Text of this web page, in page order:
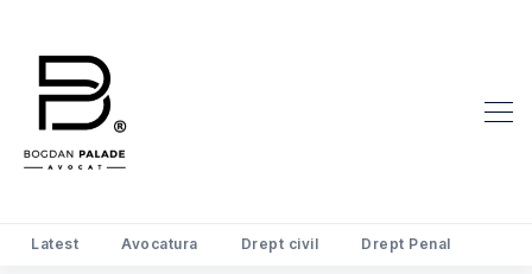
Latest Avocatura Drept civil Drept Penal